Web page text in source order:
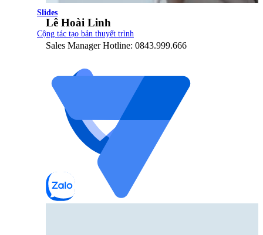
Lê Hoài Linh
Sales Manager Hotline: 0843.999.666
Slides
Cộng tác tạo bản thuyết trình